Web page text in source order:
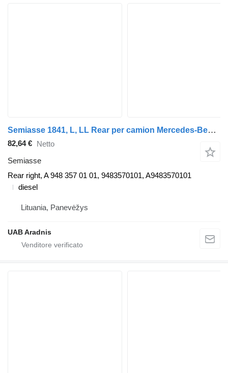
Semiasse 1841, L, LL Rear per camion Mercedes-Benz ACTROS MP2 / MP3
82,64 € Netto
Semiasse
Rear right, A 948 357 01 01, 9483570101, A9483570101
diesel
Lituania, Panevėžys
UAB Aradnis